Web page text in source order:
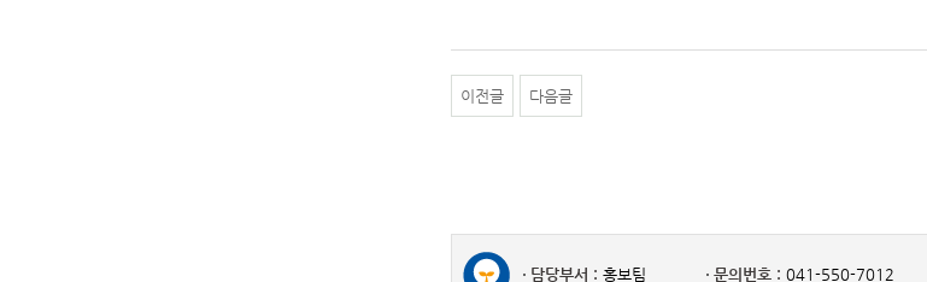
이전글 다음글
담당부서 : 홍보팀 문의번호 : 041-550-7012